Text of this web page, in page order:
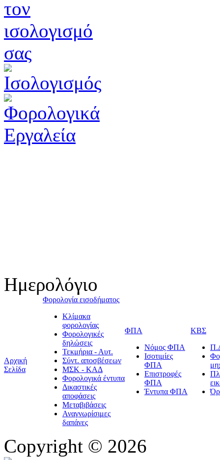
Ημερολόγιο
Αρχική
Σελίδα
Φορολογία εισοδήματος
Κλίμακα
φορολογίας
Φορολογικές
δηλώσεις
Τεκμήρια - Αυτ.
Σύντ. αποσβέσεων
ΜΣΚ - ΚΑΔ
Φορολογικά έντυπα
Δικαστικές
αποφάσεις
Μεταβιβάσεις
Αναγνωρίσιμες
δαπάνες
ΦΠΑ
Νόμος ΦΠΑ
Ισοτιμίες
ΦΠΑ
Επιστροφές
ΦΠΑ
Έντυπα ΦΠΑ
ΚΒΣ
Copyright © 2026